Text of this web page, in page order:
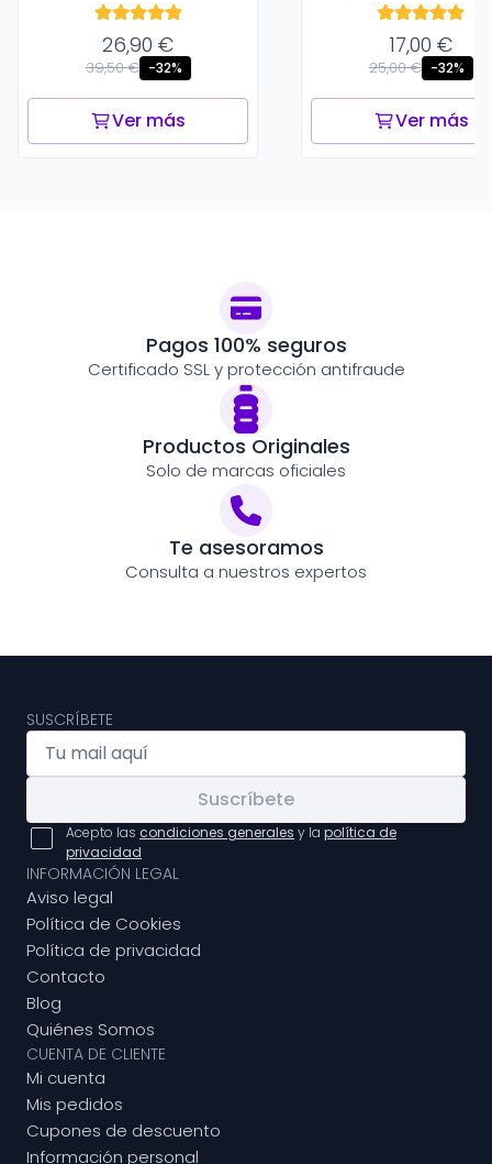
26,90 €
39,50 € -32%
Ver más
17,00 €
25,00 € -32%
Ver más
Pagos 100% seguros
Certificado SSL y protección antifraude
Productos Originales
Solo de marcas oficiales
Te asesoramos
Consulta a nuestros expertos
SUSCRÍBETE
Suscríbete
Acepto las condiciones generales y la política de
privacidad
INFORMACIÓN LEGAL
Aviso legal
Política de Cookies
Política de privacidad
Contacto
Blog
Quiénes Somos
CUENTA DE CLIENTE
Mi cuenta
Mis pedidos
Cupones de descuento
Información personal